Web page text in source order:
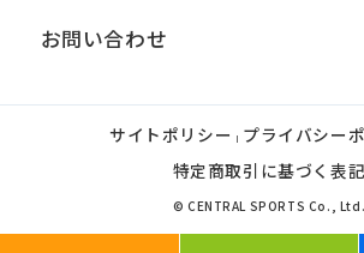
お問い合わせ
サイトポリシー | プライバシー
特定商取引に基づく表記
© CENTRAL SPORTS Co., Ltd.